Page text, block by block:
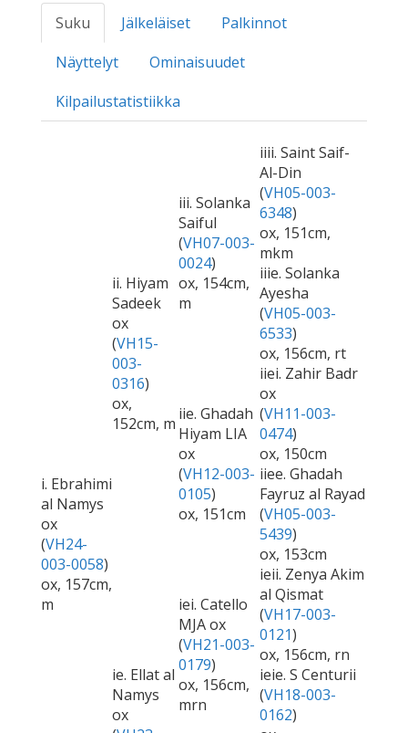
Suku Jälkeläiset
Palkinnot
Näyttelyt
Ominaisuudet
Kilpailustatistiikka
i. Ebrahimi
al Namys
ox
(VH24-
003-0058)
ox, 157cm,
m
ii. Hiyam
Sadeek
ox
(VH15-
003-
0316)
ox,
152cm, m
iii. Solanka
Saiful
(VH07-003-
0024)
ox, 154cm,
m
iiii. Saint Saif-
Al-Din
(VH05-003-
6348)
ox, 151cm,
mkm
iiie. Solanka
Ayesha
(VH05-003-
6533)
ox, 156cm, rt
iie. Ghadah
Hiyam LIA
ox
(VH12-003-
0105)
ox, 151cm
iiei. Zahir Badr
ox
(VH11-003-
0474)
ox, 150cm
iiee. Ghadah
Fayruz al Rayad
(VH05-003-
5439)
ox, 153cm
ie. Ellat al
Namys
ox
iei. Catello
MJA ox
(VH21-003-
0179)
ox, 156cm,
mrn
ieii. Zenya Akim
al Qismat
(VH17-003-
0121)
ox, 156cm, rn
ieie. S Centurii
(VH18-003-
0162)